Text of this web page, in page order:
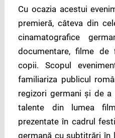
Cu ocazia acestui
premieră, câteva din
cinamatografice
documentare, filme
copii. Scopul
familiariza publicul
regizori germani şi de
talente din lumea
prezentate în cadrul
germană cu subtitrări în